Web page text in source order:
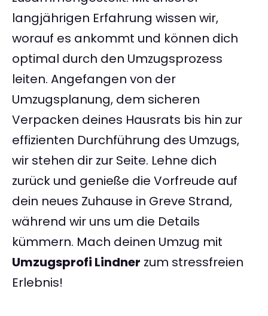
langjährigen Erfahrung wissen wir,
worauf es ankommt und können dich
optimal durch den Umzugsprozess
leiten. Angefangen von der
Umzugsplanung, dem sicheren
Verpacken deines Hausrats bis hin zur
effizienten Durchführung des Umzugs,
wir stehen dir zur Seite. Lehne dich
zurück und genieße die Vorfreude auf
dein neues Zuhause in Greve Strand,
während wir uns um die Details
kümmern. Mach deinen Umzug mit
Umzugsprofi Lindner zum stressfreien
Erlebnis!